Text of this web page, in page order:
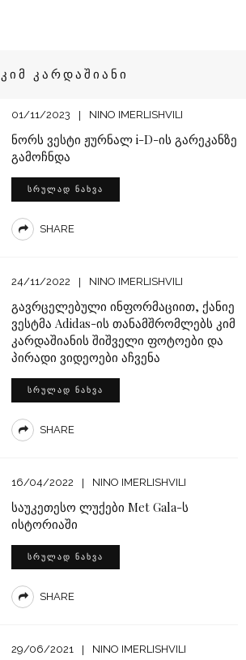
ᲙᲘᲛ ᲙᲐᲠᲓᲐᲨᲘᲐᲜᲘ
01/11/2023 NINO IMERLISHVILI
ნორს ვესტი ჟურნალ i-D-ის გარეკანზე
გამოჩნდა
ᲡᲠᲣᲚᲐᲓ ᲜᲐᲮᲕᲐ
SHARE
24/11/2022 NINO IMERLISHVILI
გავრცელებული ინფორმაციით, ქანიე
ვესტმა Adidas-ის თანამშრომლებს კიმ
კარდაშიანის შიშველი ფოტოები და
პირადი ვიდეოები აჩვენა
ᲡᲠᲣᲚᲐᲓ ᲜᲐᲮᲕᲐ
SHARE
16/04/2022 NINO IMERLISHVILI
საუკეთესო ლუქები Met Gala-ს
ისტორიაში
ᲡᲠᲣᲚᲐᲓ ᲜᲐᲮᲕᲐ
SHARE
29/06/2021 NINO IMERLISHVILI